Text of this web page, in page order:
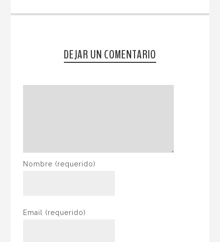
DEJAR UN COMENTARIO
Nombre (requerido)
Email (requerido)